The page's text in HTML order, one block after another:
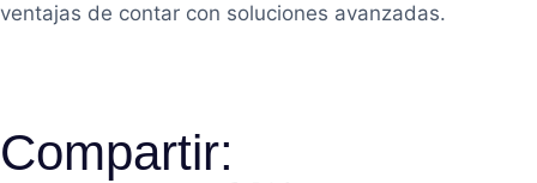
ventajas de contar con soluciones avanzadas.
Compartir: